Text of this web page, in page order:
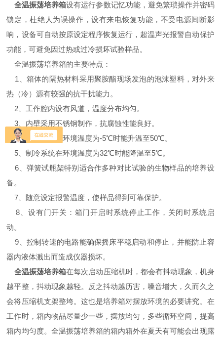
全温振荡培养箱设有运行参数记忆功能，避免繁琐操作并密码
锁定，杜绝人为误操作，设有来电恢复功能，不受电源间断影
响，设备可自动按原设定程序恢复运行，超温声光报警自动保护
功能，可避免因过热或过冷损坏试验样品。
全温振荡培养箱的主要特点：
1、箱体的隔热材料采用聚胺酯现场发泡的泡沫塑料，对外来
热（冷）源有较强的抗干扰能力。
2、工作腔内设有风道，温度分布均匀。
3、内壁采用不锈钢制作，抗腐蚀性能良好。
4、加热系统在环境温度为-5℃时能升温至50℃。
5、制冷系统在环境温度为32℃时能降温至5℃。
6、弹簧试瓶架特别适合作多种对比试验的生物样品的培养设
备。
7、随意设定报警温度，使样品得到可靠保护。
8、设有门开关：箱门开启时系统停止工作，关闭时系统启
动。
9、控制转速的电路能确保摇床平稳启动和停止，并能防止容
器内液体溅出而造成仪器损坏。
全温振荡培养箱在每次启动压缩机时，都会有抖动现象，机身
越平整，抖动现象越轻。反之抖动越历害，噪音增大，久而久之
会将压缩机支架整垮。这也是培养箱对摆放环境的必要讲究。在
工作时，箱内物品尽量少一些，摆放均匀，多些循环空间，提高
箱内均匀度。全温振荡培养箱的箱内箱外在夏天有可能会出现露